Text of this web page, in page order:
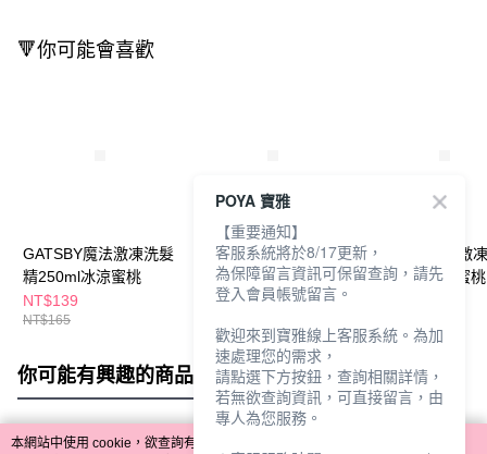
🔻你可能會喜歡
GATSBY魔法激凍洗髮
精250ml冰涼蜜桃
NT$139
NT$165
GATSBY魔法激凍體用
噴霧55ml-海洋
NT$94
GATSBY魔法激
露250ml冰涼蜜桃
你可能有興趣的商品 全站排行
本網站中使用 cookie，欲查詢有關本網站使用 cookie 方式之詳情，及若您不希
POYA 寶雅
【重要通知】
客服系統將於8/17更新，
為保障留言資訊可保留查詢，請先
登入會員帳號留言。
歡迎來到寶雅線上客服系統。為加
速處理您的需求，
請點選下方按鈕，查詢相關詳情，
若無欲查詢資訊，可直接留言，由
專人為您服務。